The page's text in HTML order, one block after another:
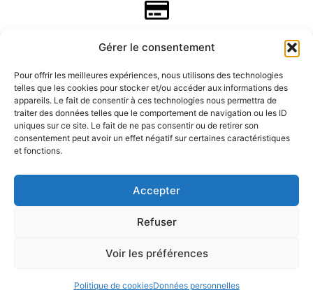
Gérer le consentement
Pour offrir les meilleures expériences, nous utilisons des technologies
telles que les cookies pour stocker et/ou accéder aux informations des
appareils. Le fait de consentir à ces technologies nous permettra de
traiter des données telles que le comportement de navigation ou les ID
uniques sur ce site. Le fait de ne pas consentir ou de retirer son
consentement peut avoir un effet négatif sur certaines caractéristiques
et fonctions.
Accepter
Refuser
Voir les préférences
Politique de cookiesDonnées personnelles
CGV